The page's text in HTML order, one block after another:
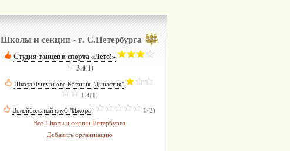
Школы и секции - г. С.Петербурга
Студия танцев и спорта «Лето!»­
3.4(1)
Школа Фигурного Катания "Династия"
1.4(1)
Волейбольный клуб "Ижора"
0(2)
Все Школы и секции Петербурга
Добавить организацию